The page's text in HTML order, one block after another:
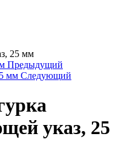
25 мм
Предыдущий
мм Следующий
указ, 25